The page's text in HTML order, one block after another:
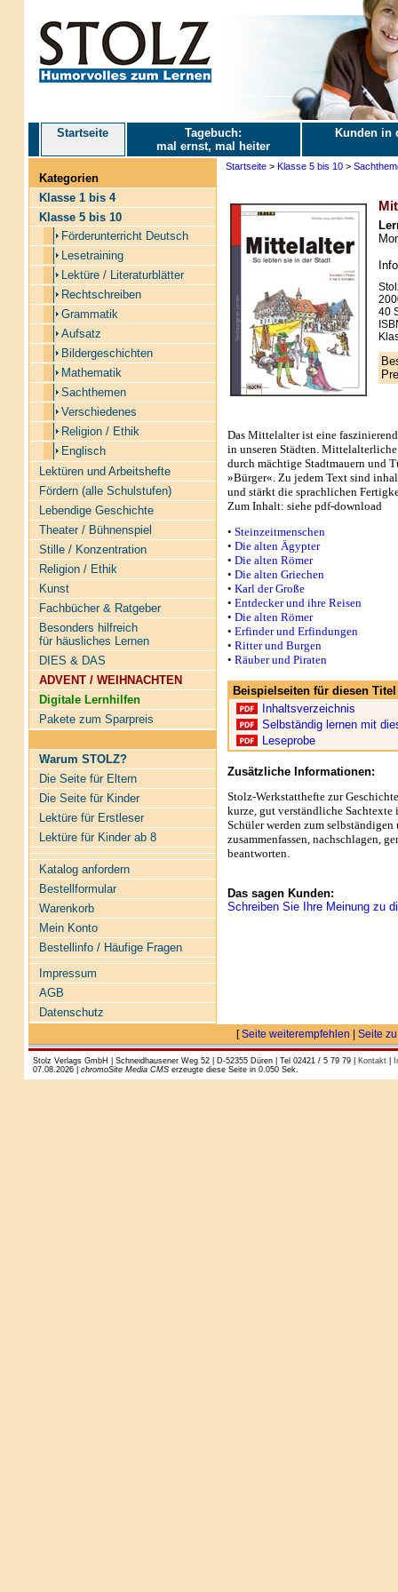
Startseite
Tagebuch:
mal ernst, mal heiter
Kunden in
Kategorien
Klasse 1 bis 4
Klasse 5 bis 10
Förderunterricht Deutsch
Lesetraining
Lektüre / Literaturblätter
Rechtschreiben
Grammatik
Aufsatz
Bildergeschichten
Mathematik
Sachthemen
Verschiedenes
Religion / Ethik
Englisch
Lektüren und Arbeitshefte
Fördern (alle Schulstufen)
Lebendige Geschichte
Theater / Bühnenspiel
Stille / Konzentration
Religion / Ethik
Kunst
Fachbücher & Ratgeber
Besonders hilfreich
für häusliches Lernen
DIES & DAS
ADVENT / WEIHNACHTEN
Digitale Lernhilfen
Pakete zum Sparpreis
Warum STOLZ?
Die Seite für Eltern
Die Seite für Kinder
Lektüre für Erstleser
Lektüre für Kinder ab 8
Katalog anfordern
Bestellformular
Warenkorb
Mein Konto
Bestellinfo / Häufige Fragen
Impressum
AGB
Datenschutz
Startseite> Klasse 5 bis 10>
40
Das Mittelalter ist eine
in unseren Städten.
durch mächtige Stadtmauern und
»Bürger«. Zu jedem Text sind
und stärkt die sprachlichen
Zum Inhalt: siehe pdf-download
• Steinzeitmenschen
• Die alten Ägypter
• Die alten Römer
• Die alten Griechen
• Karl der Große
• Entdecker und ihre Reisen
• Die alten Römer
• Erfinder und Erfindungen
• Ritter und Burgen
• Räuber und Piraten
Beispielseiten für diesen
Inhaltsverzeichnis
Selbständig lernen mit
Leseprobe
Zusätzliche Informationen:
Stolz-Werkstatthefte zur
kurze, gut verständliche
Schüler werden zum
zusammenfassen, nachschlagen,
beantworten.
Das sagen Kunden:
Schreiben Sie Ihre Meinung zu
[Seite weiterempfehlen Seite
Stolz Verlags GmbH | Schneidhausener Weg 52 | D-52355 Düren | Tel 02421 / 5 79 79 | Kontakt|
07.08.2026 | chromoSite Media CMSerzeugte diese Seite in 0.050 Sek.